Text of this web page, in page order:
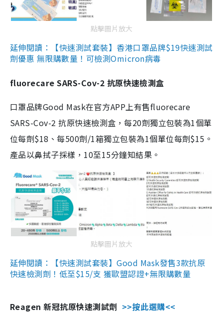
點擊圖片放大
延伸閱讀：【快速測試套裝】香港口罩品牌$19快速測試
劑優惠 無限購數量！可檢測Omicron病毒
fluorecare SARS-Cov-2 抗原快速檢測盒
口罩品牌Good Mask在官方APP上有售fluorecare
SARS-Cov-2 抗原快速檢測盒，每20劑獨立包裝為1個單
位每劑$18、每500劑/1箱獨立包裝為1個單位每劑$15。
產品以鼻拭子採樣，10至15分鐘知結果。
點擊圖片放大
延伸閱讀：【快速測試套裝】Good Mask發售3款抗原
快速檢測劑！低至$15/支 獲歐盟認證+無限購數量
Reagen 新冠抗原快速測試劑 >>按此選購<<